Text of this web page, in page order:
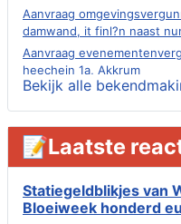
Aanvraag
damwand, it finl?n naast
Aanvraag
heechein 1a, Akkrum
Verlening
ruimte 02-10 t/m 02-11-
Aanvraag
ruimte 02-10 t/m 02-11-
Verlenging beslistermijn
heechein 28, 8491 em
Aanvraag
Bekijk alle
📝Laatste
Statiegeldblikjes van
Bloeiweek honderd